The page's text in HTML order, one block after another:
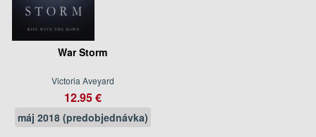
War Storm
Victoria Aveyard
12.95 €
máj 2018 (predobjednávka)